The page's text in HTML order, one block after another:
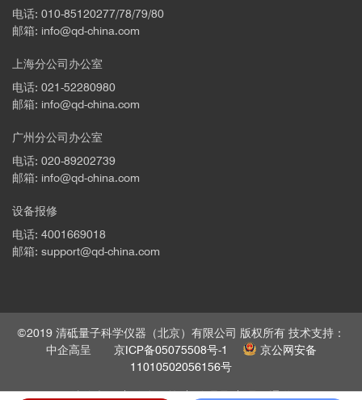
电话: 010-85120277/78/79/80
邮箱: info@qd-china.com
上海分公司办公室
电话: 021-52280980
邮箱: info@qd-china.com
广州分公司办公室
电话: 020-89202739
邮箱: info@qd-china.com
设备报修
电话: 4001669018
邮箱: support@qd-china.com
©2019 清砥量子科学仪器（北京）有限公司 版权所有 技术支持：
中企高呈 京ICP备05075508号-1
京公网安备
11010502056156号
法律声明 隐私政策 管理员 员工通道